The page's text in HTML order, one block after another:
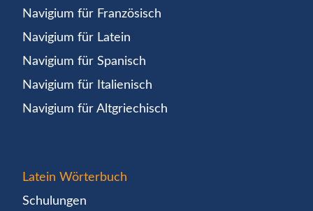
Navigium für Französisch
Navigium für Latein
Navigium für Spanisch
Navigium für Italienisch
Navigium für Altgriechisch
Latein Wörterbuch
Schulungen